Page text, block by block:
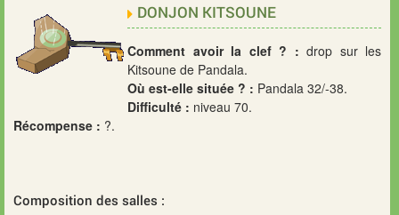
DONJON KITSOUNE
Comment avoir la clef ? : drop sur les
Kitsoune de Pandala.
Où est-elle située ? : Pandala 32/-38.
Difficulté : niveau 70.
Récompense : ?.
Composition des salles :